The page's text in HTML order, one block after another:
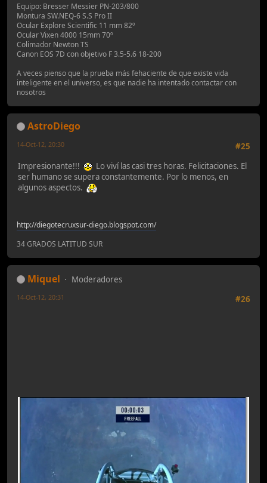
Equipo: Bresser Messier PN-203/800
Montura SW.NEQ-6 S.S Pro II
Ocular Explore Scientific 11 mm 82º
Ocular Vixen 4000 15mm 70º
Colimador Newton TS
Canon EOS 7D con objetivo F 3.5-5.6 18-200
A veces pienso que la prueba más fehaciente de que existe vida
inteligente en el universo, es que nadie ha intentado contactar con
nosotros
AstroDiego
#25
14-Oct-12, 20:30
Impresionante!!!
Lo viví las casi tres horas. Felicitaciones. El
ser humano se supera constantemente. Por lo menos, en
algunos aspectos.
http://diegotecruxsur-diego.blogspot.com/
34 GRADOS LATITUD SUR
Miquel
Moderadores
#26
14-Oct-12, 20:31